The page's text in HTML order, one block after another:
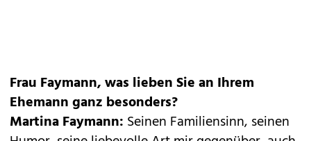
Frau Faymann, was lieben Sie an Ihrem
Ehemann ganz besonders?
Martina Faymann: Seinen Familiensinn, seinen